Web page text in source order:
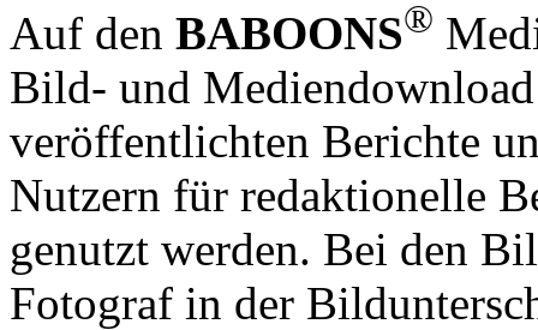
Auf den BABOONS®
Bild- und
veröffentlichten Berichte
Nutzern für redaktionelle
genutzt werden. Bei den
Fotograf in der